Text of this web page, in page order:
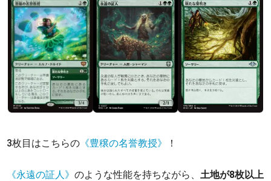
3枚目はこちらの 《豊穣の名誉教授》 ！
《永遠の証人》のような性能を持ちながら、 土地が8枚以上